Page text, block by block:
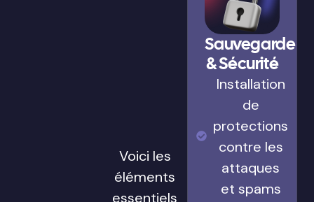
Voici les
éléments
essentiels
Sauvegarde
& Sécurité
Installation
de
protections
contre les
attaques
et spams